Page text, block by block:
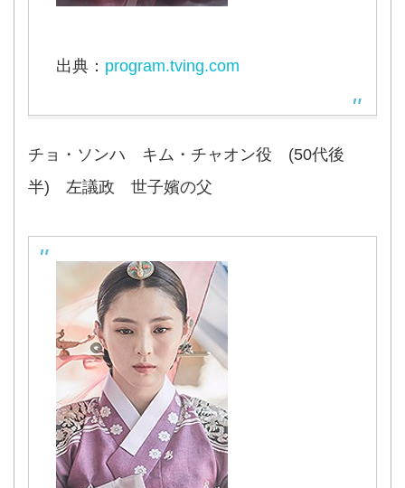
出典： program.tving.com
チョ・ソンハ キム・チャオン役 (50代後
半) 左議政 世子嬪の父